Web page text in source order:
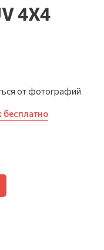
4X4
от фотографий